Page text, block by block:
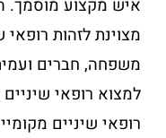
איש מקצוע מוסמך.
מצוינת לזהות
משפחה, חברים
למצוא רופאי
רופאי שיניים